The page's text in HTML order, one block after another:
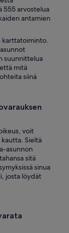
555 arvostelua
antamien
karttatoiminto.
suunnittelua
mitä
siinä
voit
Sieltä
asunnon
sitä
sinua
josta löydät